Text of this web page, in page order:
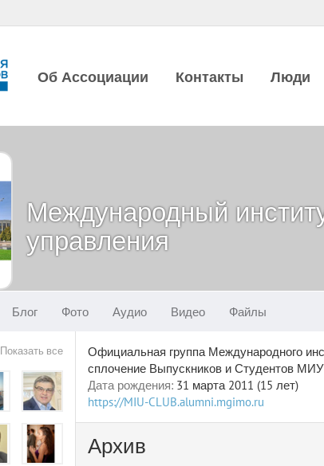
Об Ассоциации Контакты Люди
Международный
управления
Блог Фото Аудио Видео Файлы
Показать все
Официальная группа Международного
сплочение Выпускников и Студентов
Дата рождения: 31 марта 2011 (15 лет)
https://MIU-CLUB.alumni.mgimo.ru
Архив